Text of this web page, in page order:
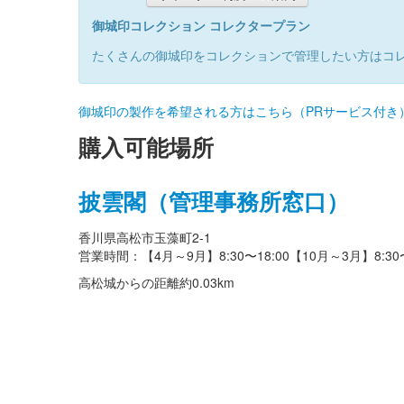
御城印コレクション コレクタープラン
たくさんの御城印をコレクションで管理したい方は
御城印の製作を希望される方はこちら（PRサービス付き
購入可能場所
披雲閣（管理事務所窓口）
香川県高松市玉藻町2-1
営業時間：【4月～9月】8:30〜18:00【10月～3月】8:30
高松城からの距離約0.03km